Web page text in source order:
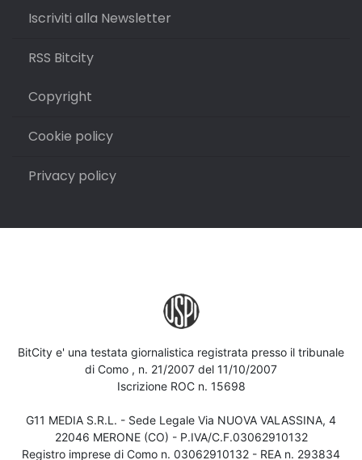
Iscriviti alla Newsletter
RSS Bitcity
Copyright
Cookie policy
Privacy policy
BitCity e' una testata giornalistica registrata presso il tribunale
di Como , n. 21/2007 del 11/10/2007
Iscrizione ROC n. 15698
G11 MEDIA S.R.L. - Sede Legale Via NUOVA VALASSINA, 4
22046 MERONE (CO) - P.IVA/C.F.03062910132
Registro imprese di Como n. 03062910132 - REA n. 293834